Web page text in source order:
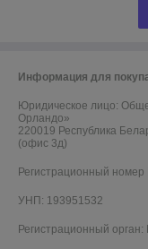
Информация для
Юридическое лицо:
Орландо»
220019 Республика
(офис 3д)
Регистрационный
УНП: 193951532
Регистрационный